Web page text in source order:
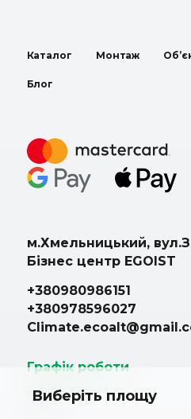
Виберіть площу
Каталог Монтаж
Блог
м.Хмельницький,
Бізнес центр EGOIST
+380980986151
+380978596027
Графік роботи
Пн. – Пт.